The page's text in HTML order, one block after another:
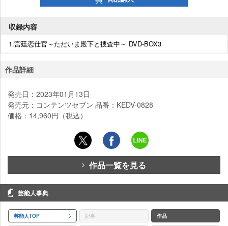
収録内容
1.宮廷恋仕官～ただいま殿下と捜査中～ DVD-BOX3
作品詳細
発売日：2023年01月13日
発売元：コンテンツセブン 品番：KEDV-0828
価格：14,960円（税込）
作品一覧を見る
芸能人事典
芸能人TOP 記事 作品